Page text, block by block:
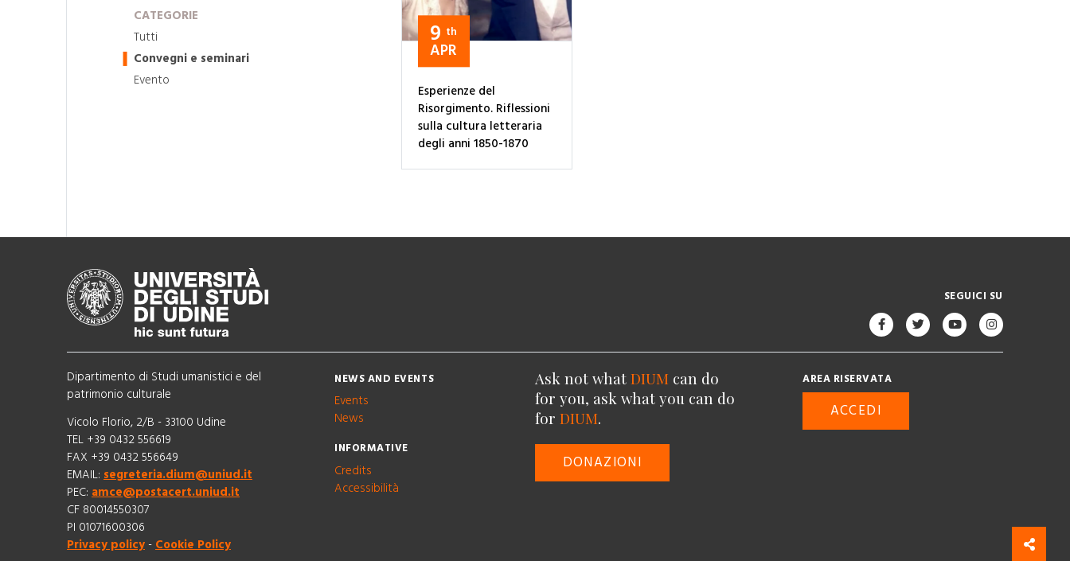
CATEGORIE
Tutti
Convegni e seminari
Evento
9 th
APR
Esperienze del
Risorgimento. Riflessioni
sulla cultura letteraria
degli anni 1850-1870
SEGUICI SU
Dipartimento di Studi umanistici e del
patrimonio culturale
Vicolo Florio, 2/B - 33100 Udine
TEL +39 0432 556619
FAX +39 0432 556649
EMAIL: segreteria.dium@uniud.it
PEC: amce@postacert.uniud.it
CF 80014550307
PI 01071600306
Privacy policy - Cookie Policy
NEWS AND EVENTS
Events
News
INFORMATIVE
Credits
Accessibilità
Ask not what DIUM can do
for you, ask what you can do
for DIUM.
DONAZIONI
AREA RISERVATA
ACCEDI